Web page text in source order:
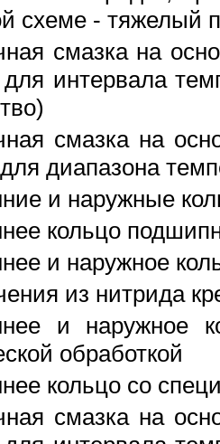
схеме - тяжелый
смазка на
интервала
смазка на
диапазона
и наружные
кольцо
и наружное
из нитрида
и наружное
обработкой
кольцо со
смазка на